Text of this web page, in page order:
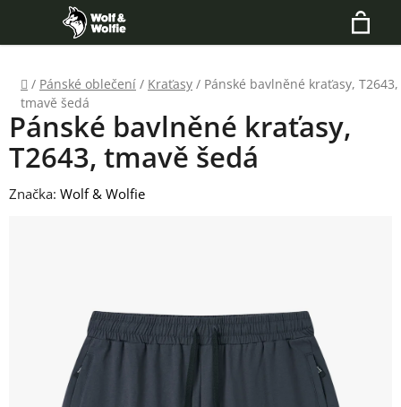
obsah
Hledat
Domů
/ Pánské oblečení / Kraťasy / Pánské bavlněné kraťasy, T2643,
tmavě šedá
Pánské bavlněné kraťasy,
T2643, tmavě šedá
Značka: Wolf & Wolfie